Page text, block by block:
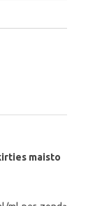
maisto